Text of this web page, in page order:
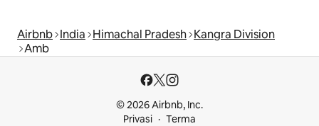
Airbnb India Himachal Pradesh Kangra Division
Amb
© 2026 Airbnb, Inc.
Privasi
Terma